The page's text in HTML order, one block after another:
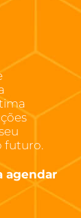
futuro.
agendar